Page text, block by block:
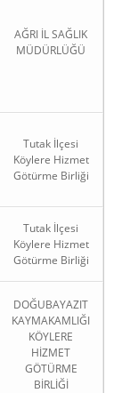
AĞRI İL SAĞLIK
MÜDÜRLÜĞÜ
Tutak İlçesi
Köylere Hizmet
Götürme Birliği
Tutak İlçesi
Köylere Hizmet
Götürme Birliği
DOĞUBAYAZIT
KAYMAKAMLIĞI
KÖYLERE
HİZMET
GÖTÜRME
BİRLİĞİ